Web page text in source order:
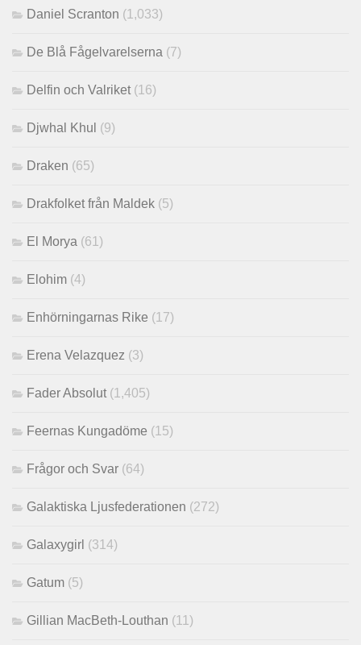
Daniel Scranton (1,033)
De Blå Fågelvarelserna (7)
Delfin och Valriket (16)
Djwhal Khul (9)
Draken (65)
Drakfolket från Maldek (5)
El Morya (61)
Elohim (4)
Enhörningarnas Rike (17)
Erena Velazquez (3)
Fader Absolut (1,405)
Feernas Kungadöme (15)
Frågor och Svar (64)
Galaktiska Ljusfederationen (272)
Galaxygirl (314)
Gatum (5)
Gillian MacBeth-Louthan (11)